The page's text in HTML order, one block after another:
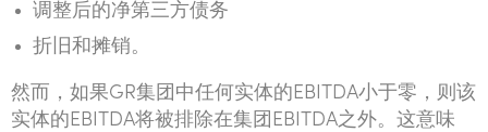
调整后的净第三方债务
折旧和摊销。
然而，如果GR集团中任何实体的EBITDA小于零，则该
实体的EBITDA将被排除在集团EBITDA之外。这意味